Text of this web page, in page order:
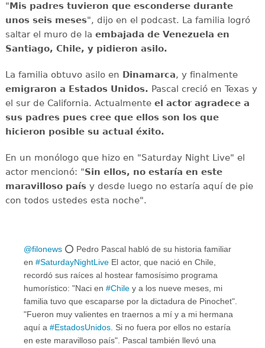
"Mis padres tuvieron que esconderse durante
unos seis meses", dijo en el podcast. La familia logró
saltar el muro de la embajada de Venezuela en
Santiago, Chile, y pidieron asilo.
La familia obtuvo asilo en Dinamarca, y finalmente
emigraron a Estados Unidos. Pascal creció en Texas y
el sur de California. Actualmenteel actor agradece a
sus padres pues cree que ellos son los que
hicieron posible su actual éxito.
En un monólogo que hizo en "Saturday Night Live" el
actor mencionó: "Sin ellos, no estaría en este
maravilloso paísy desde luego no estaría aquí de pie
con todos ustedes esta noche".
@filonews ⭕️ Pedro Pascal habló de su historia familiar
en #SaturdayNightLive El actor, que nació en Chile,
recordó sus raíces al hostear famosísimo programa
humorístico: "Naci en #Chile y a los nueve meses, mi
familia tuvo que escaparse por la dictadura de Pinochet".
"Fueron muy valientes en traernos a mí y a mi hermana
aquí a #EstadosUnidos . Si no fuera por ellos no estaría
en este maravilloso país". Pascal también llevó una